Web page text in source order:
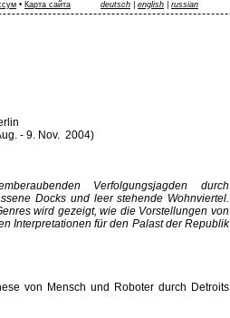
- 9. Nov. 2004)
Verfolgungsjagden durch
Docks und leer stehende Wohnviertel.
wird gezeigt, wie die Vorstellungen von
Interpretationen für den Palast der Republik
von Mensch und Roboter durch Detroits
• Карта сайта deutsch english russian